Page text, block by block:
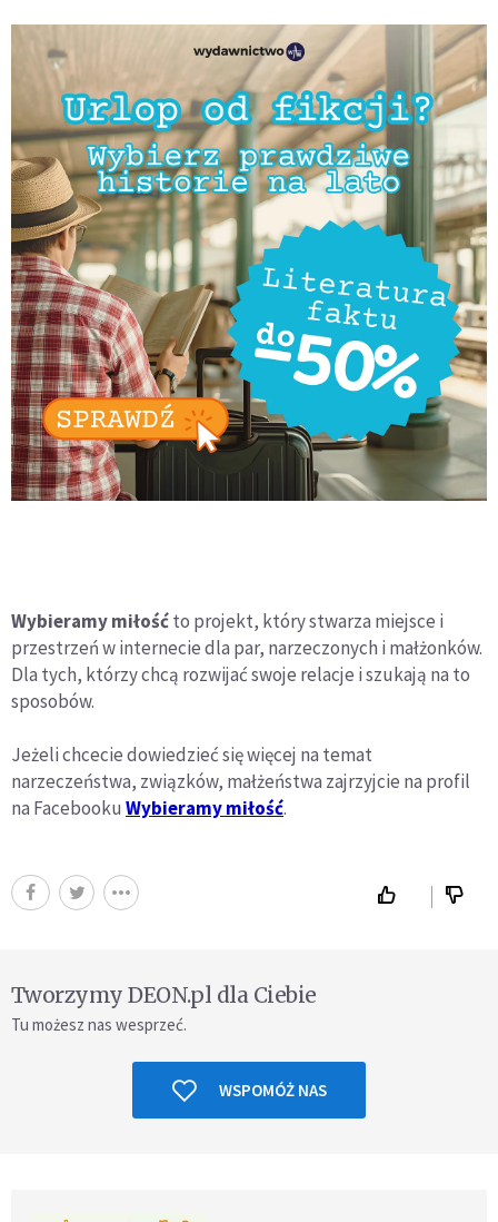
Wybieramy miłośćto projekt, który stwarza miejsce i
przestrzeń w internecie dla par, narzeczonych i małżonków.
Dla tych, którzy chcą rozwijać swoje relacje i szukają na to
sposobów.
Jeżeli chcecie dowiedzieć się więcej na temat
narzeczeństwa, związków, małżeństwa zajrzyjcie na profil
na Facebooku Wybieramy miłość.
Tworzymy DEON.pl dla Ciebie
Tu możesz nas wesprzeć.
WSPOMÓŻ NAS